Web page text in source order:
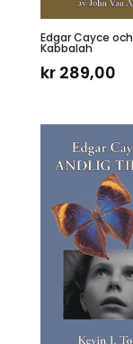
Edgar Cayce och
Kabbalah
kr289,00